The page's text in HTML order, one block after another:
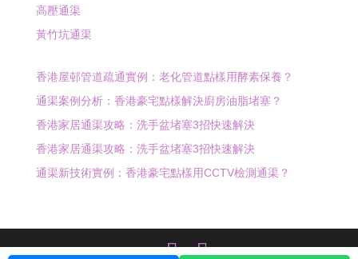
高壓通渠
黃竹坑通渠
香港屋邨管道疏通實例：老化管道點樣用酵素保養？
通渠案例分析：香港豪宅點樣解決廚房油脂堵塞？
香港家居通渠攻略：洗手盆堵塞3招快速解決
香港家居通渠攻略：洗手盆堵塞3招快速解決
通渠新技術實例：香港豪宅點樣用CCTV檢測通渠？